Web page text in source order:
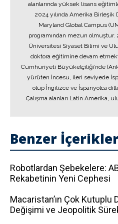
alanlarında yüksek lisans
2024 yılında Amerika
Maryland Global Campus
programından mezun olmuştur.
Üniversitesi Siyaset Bilimi ve
doktora eğitimine devam
Cumhuriyeti Büyükelçiliği’nde
yürüten İncesu, ileri seviyede
olup İngilizce ve İspanyolca
Çalışma alanları Latin Amerika,
Benzer
Robotlardan Şebekelere:
Rekabetinin Yeni Cephesi
Macaristan’ın Çok
Değişimi ve Jeopolitik